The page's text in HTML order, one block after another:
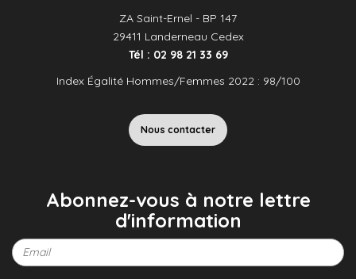
ZA Saint-Ernel - BP 147
29411 Landerneau Cedex
Tél : 02 98 21 33 69
Index Égalité Hommes/Femmes 2022 : 98/100
Nous contacter
Abonnez-vous à notre lettre
d'information